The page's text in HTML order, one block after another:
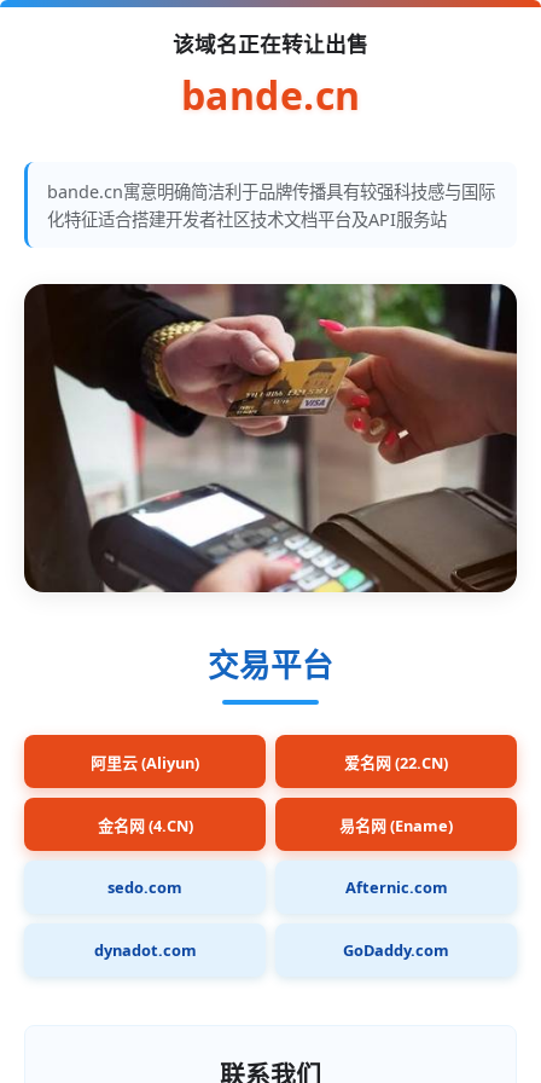
该域名正在转让出售
bande.cn
bande.cn寓意明确简洁利于品牌传播具有较强科技感与国际
化特征适合搭建开发者社区技术文档平台及API服务站
交易平台
阿里云 (Aliyun) 爱名网 (22.CN)
金名网 (4.CN) 易名网 (Ename)
sedo.com Afternic.com
dynadot.com GoDaddy.com
联系我们